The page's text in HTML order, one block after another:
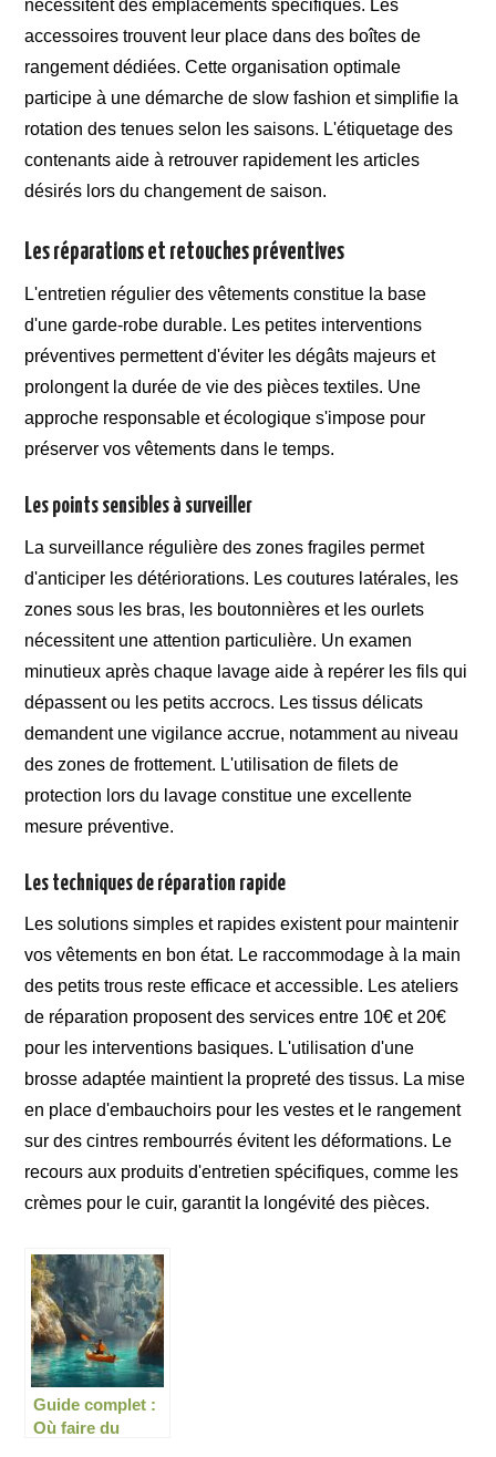
nécessitent des emplacements spécifiques. Les
accessoires trouvent leur place dans des boîtes de
rangement dédiées. Cette organisation optimale
participe à une démarche de slow fashion et simplifie la
rotation des tenues selon les saisons. L'étiquetage des
contenants aide à retrouver rapidement les articles
désirés lors du changement de saison.
Les réparations et retouches préventives
L'entretien régulier des vêtements constitue la base
d'une garde-robe durable. Les petites interventions
préventives permettent d'éviter les dégâts majeurs et
prolongent la durée de vie des pièces textiles. Une
approche responsable et écologique s'impose pour
préserver vos vêtements dans le temps.
Les points sensibles à surveiller
La surveillance régulière des zones fragiles permet
d'anticiper les détériorations. Les coutures latérales, les
zones sous les bras, les boutonnières et les ourlets
nécessitent une attention particulière. Un examen
minutieux après chaque lavage aide à repérer les fils qui
dépassent ou les petits accrocs. Les tissus délicats
demandent une vigilance accrue, notamment au niveau
des zones de frottement. L'utilisation de filets de
protection lors du lavage constitue une excellente
mesure préventive.
Les techniques de réparation rapide
Les solutions simples et rapides existent pour maintenir
vos vêtements en bon état. Le raccommodage à la main
des petits trous reste efficace et accessible. Les ateliers
de réparation proposent des services entre 10€ et 20€
pour les interventions basiques. L'utilisation d'une
brosse adaptée maintient la propreté des tissus. La mise
en place d'embauchoirs pour les vestes et le rangement
sur des cintres rembourrés évitent les déformations. Le
recours aux produits d'entretien spécifiques, comme les
crèmes pour le cuir, garantit la longévité des pièces.
Guide complet :
Où faire du